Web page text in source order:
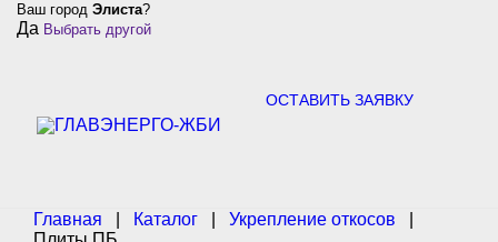
r
c
:
Ваш город Элиста?
Да Выбрать другой
ОСТАВИТЬ ЗАЯВКУ
Главная Каталог Укрепление откосов